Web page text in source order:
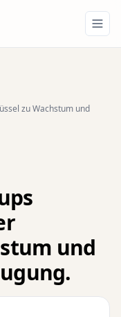
zu Wachstum und
und